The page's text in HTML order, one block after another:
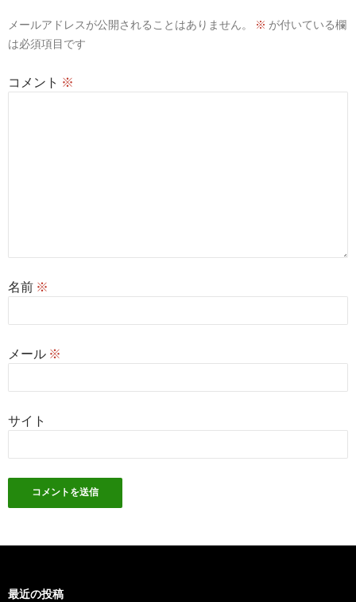
シ
ン
メールアドレスが公開されることはありません。 ※ が付いている欄
は必須項目です
コメント ※
名前 ※
メール ※
サイト
最近の投稿